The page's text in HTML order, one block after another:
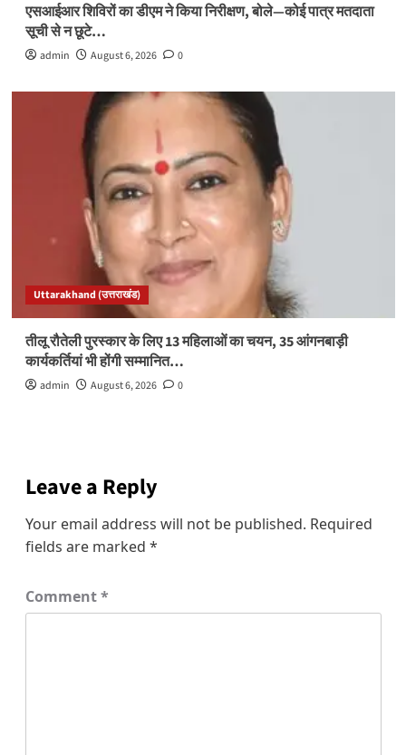
एसआईआर शिविरों का डीएम ने किया निरीक्षण, बोले—कोई पात्र मतदाता
सूची से न छूटे…
admin August 6, 2026 0
Uttarakhand (उत्तराखंड)
तीलू रौतेली पुरस्कार के लिए 13 महिलाओं का चयन, 35 आंगनबाड़ी
कार्यकर्तियां भी होंगी सम्मानित…
admin August 6, 2026 0
Leave a Reply
Your email address will not be published. Required
fields are marked *
Comment*